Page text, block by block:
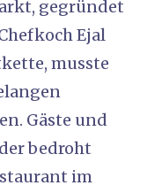
gegründet
Ejal
musste
Gäste und
bedroht
im